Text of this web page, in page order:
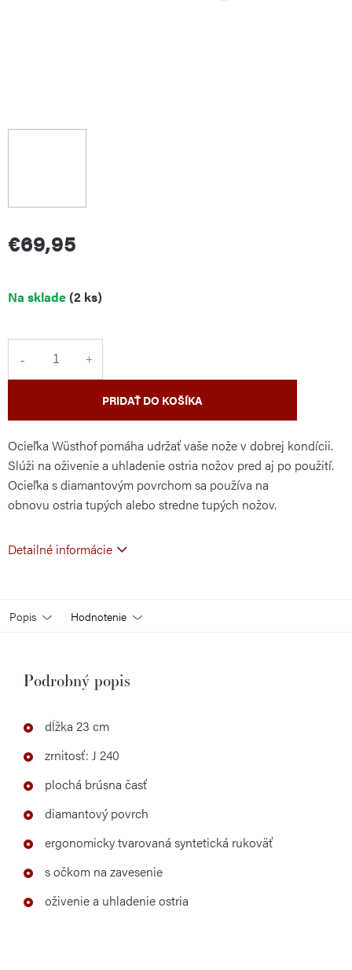
€69,95
Jednotková
cena:
Na sklade(2 ks)
PRIDAŤ DO KOŠÍKA
Ocieľka Wüsthof pomáha udržať vaše nože v dobrej kondícii.
Slúži na oživenie a uhladenie ostria nožov pred aj po použití.
Ocieľka s diamantovým povrchom sa používa na
obnovu ostria tupých alebo stredne tupých nožov.
Detailné informácie
Popis Hodnotenie
Podrobný popis
dĺžka 23 cm
zrnitosť: J 240
plochá brúsna časť
diamantový povrch
ergonomicky tvarovaná syntetická rukoväť
s očkom na zavesenie
oživenie a uhladenie ostria